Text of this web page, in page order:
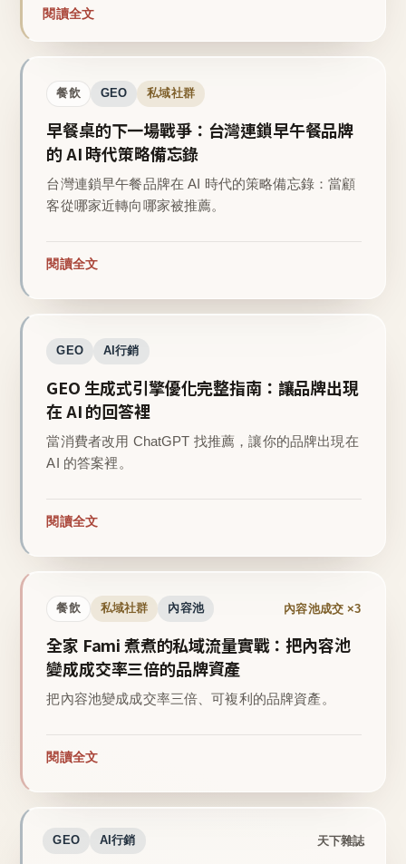
閱讀全文
餐飲 GEO 私域社群
早餐桌的下一場戰爭：台灣連鎖早午餐品牌
的 AI 時代策略備忘錄
台灣連鎖早午餐品牌在 AI 時代的策略備忘錄：當顧
客從哪家近轉向哪家被推薦。
閱讀全文
GEO AI行銷
GEO 生成式引擎優化完整指南：讓品牌出現
在 AI 的回答裡
當消費者改用 ChatGPT 找推薦，讓你的品牌出現在
AI 的答案裡。
閱讀全文
餐飲 私域社群 內容池 內容池成交 ×3
全家 Fami 煮煮的私域流量實戰：把內容池
變成成交率三倍的品牌資產
把內容池變成成交率三倍、可複利的品牌資產。
閱讀全文
GEO AI行銷 天下雜誌